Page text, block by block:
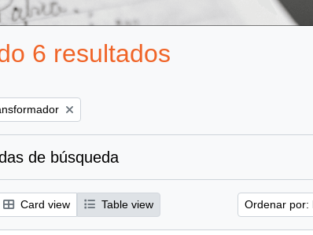
6 resultados
de búsqueda
Card view Table view Ordenar por: